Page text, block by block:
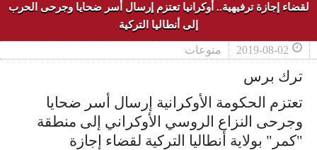
لقضاء إجازة ترفيهية.. أوكرانيا تعتزم إرسال أسر ضحايا وجرحى الحرب
إلى أنطاليا التركية
2019-08-02 منوعات
ترك برس
تعتزم الحكومة الأوكرانية إرسال أسر ضحايا
وجرحى النزاع الروسي الأوكراني إلى منطقة
"كمر" بولاية أنطاليا التركية لقضاء إجازة